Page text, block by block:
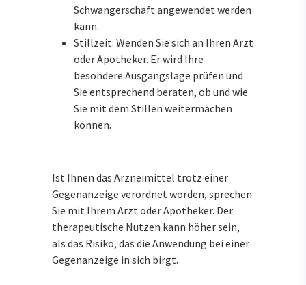
Schwangerschaft angewendet werden
kann.
Stillzeit: Wenden Sie sich an Ihren Arzt
oder Apotheker. Er wird Ihre
besondere Ausgangslage prüfen und
Sie entsprechend beraten, ob und wie
Sie mit dem Stillen weitermachen
können.
Ist Ihnen das Arzneimittel trotz einer
Gegenanzeige verordnet worden, sprechen
Sie mit Ihrem Arzt oder Apotheker. Der
therapeutische Nutzen kann höher sein,
als das Risiko, das die Anwendung bei einer
Gegenanzeige in sich birgt.